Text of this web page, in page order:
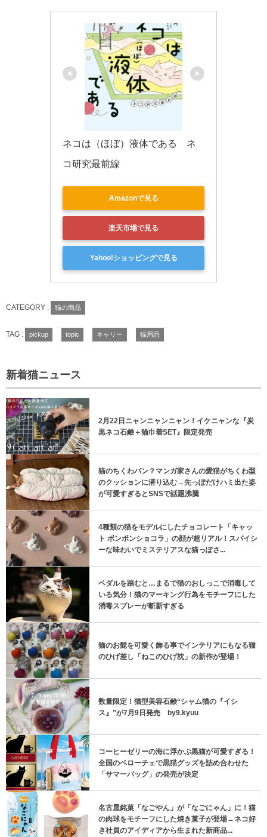
ネコは（ほぼ）液体である　ネ
コ研究最前線
Amazonで見る
楽天市場で見る
Yahoo!ショッピングで見る
CATEGORY : 猫の商品
TAG : pickup topic キャリー 猫用品
新着猫ニュース
2月22日ニャンニャンニャン！イケニャンな『炭
黒ネコ石鹸＋猫巾着SET』限定発売
猫のちくわパン？マンガ家さんの愛猫がちくわ型
のクッションに潜り込む→先っぽだけハミ出た姿
が可愛すぎるとSNSで話題沸騰
4種類の猫をモデルにしたチョコレート「キャッ
ト ボンボンショコラ」の顔が超リアル！スパイシ
ーな味わいでミステリアスな猫っぽさ...
ペダルを踏むと…まるで猫のおしっこで消毒して
いる気分！猫のマーキング行為をモチーフにした
消毒スプレーが斬新すぎる
猫のお髭を可愛く飾る事でインテリアにもなる猫
のひげ差し「ねこのひげ枕」の新作が登場！
数量限定！猫型美容石鹸“シャム猫の『イシ
ス』”が7月9日発売 by9.kyuu
コーヒーゼリーの海に浮かぶ黒猫が可愛すぎる！
全国のベローチェで黒猫グッズを詰め合わせた
「サマーバッグ」の発売が決定
名古屋銘菓「なごやん」が「なごにゃん」に！猫
の肉球をモチーフにした焼き菓子が登場→ネコ好
き社員のアイディアから生まれた新商品...